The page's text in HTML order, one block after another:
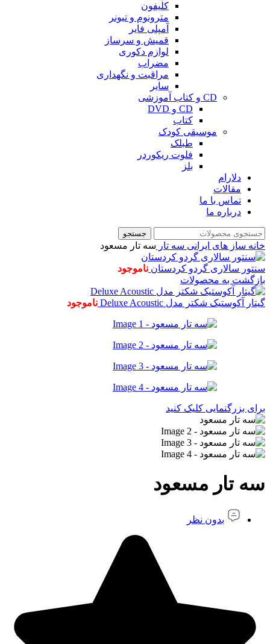
کلیفون
مترونوم و تیونر
آمپلی فایر
قمیش و سرساز
لوازم دکوری
مضراب
مراقبت و نگهداری
سایر
CD و کتاب آموزشی
CD و DVD
کتاب
موسیقی کودک
طبلک
فلوت ریکوردر
بلز
دلارام
مقالات
تماس با ما
درباره ما
جستجو
خانه ساز های ایرانی سه تار سه تار مسعود
سنتور سالاری گردو کردستان ناموجود
بازگشت به محصولات
گیتار آکوستیک شکتر مدل Deluxe Acoustic ناموجود
برای بزرگنمایی کلیک کنید
سه تار مسعود
بدون نظر